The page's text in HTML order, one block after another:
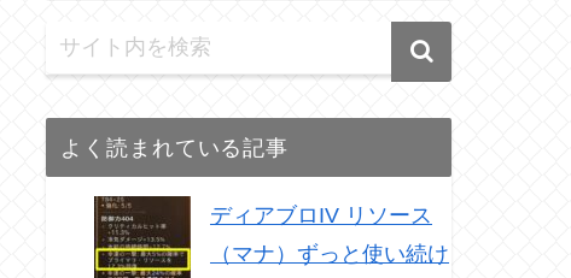
よく読まれている記事
ディアブロIV リソース
（マナ）ずっと使い続け